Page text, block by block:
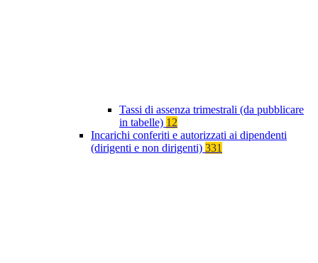
Tassi di assenza trimestrali (da pubblicare
in tabelle) 12
Incarichi conferiti e autorizzati ai dipendenti
(dirigenti e non dirigenti) 331